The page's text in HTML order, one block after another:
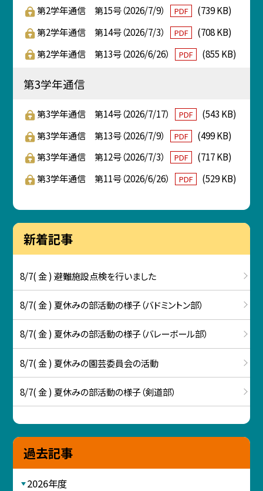
第2学年通信 第15号（2026/7/9） PDF
(739 KB)
第2学年通信 第14号（2026/7/3）
PDF
(708 KB)
第2学年通信 第13号（2026/6/26）
PDF (855 KB)
第3学年通信
第3学年通信 第14号（2026/7/17） PDF
(543 KB)
第3学年通信 第13号（2026/7/9）
PDF
(499 KB)
第3学年通信 第12号（2026/7/3）
PDF
(717 KB)
第3学年通信 第11号（2026/6/26）
PDF (529 KB)
新着記事
8/7( 金 ) 避難施設点検を行いました
8/7( 金 ) 夏休みの部活動の様子（バドミントン部）
8/7( 金 ) 夏休みの部活動の様子（バレーボール部）
8/7( 金 ) 夏休みの園芸委員会の活動
8/7( 金 ) 夏休みの部活動の様子（剣道部）
過去記事
2026年度